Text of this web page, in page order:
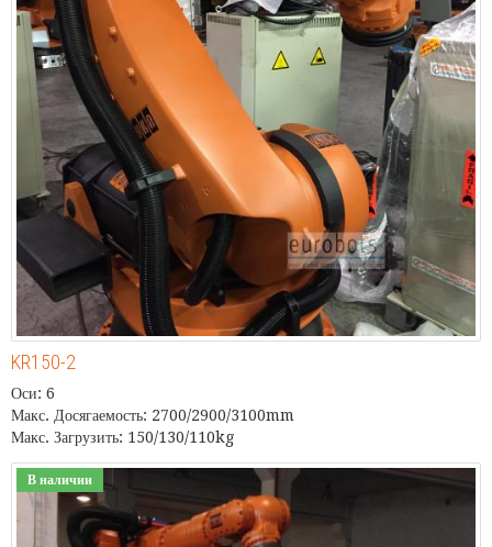
KR150-2
Оси: 6
Макс. Досягаемость: 2700/2900/3100mm
Макс. Загрузить: 150/130/110kg
В наличии